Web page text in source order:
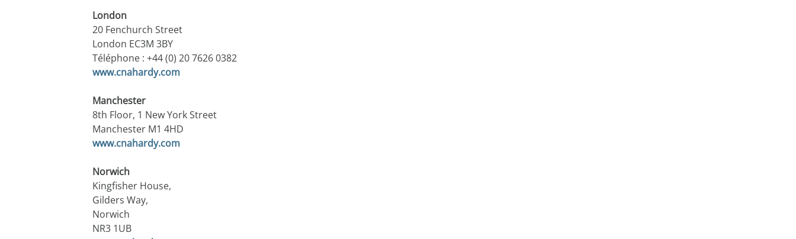
London
20 Fenchurch Street
London EC3M 3BY
Téléphone : +44 (0) 20 7626 0382
​www.cnahardy.com
Manchester
8th Floor, 1 New York Street
Manchester M1 4HD
​www.cnahardy.com
Norwich
Kingfisher House,
Gilders Way,
Norwich
NR3 1UB